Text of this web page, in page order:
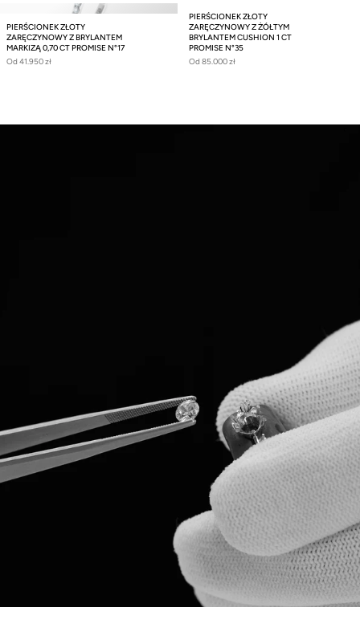
PIERŚCIONEK ZŁOTY
ZARĘCZYNOWY Z BRYLANTEM
MARKIZĄ 0,70 CT PROMISE N°17
Od 41.950 zł
PIERŚCIONEK ZŁOTY
ZARĘCZYNOWY Z ŻÓŁTYM
BRYLANTEM CUSHION 1 CT
PROMISE N°35
Od 85.000 zł